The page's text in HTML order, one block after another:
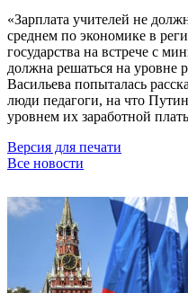
«Зарплата учителей не
среднем по экономике в
государства на встрече с
должна решаться на уровне
Васильева попыталась
люди педагоги, на что
уровнем их заработной
Версия для печати
Все новости